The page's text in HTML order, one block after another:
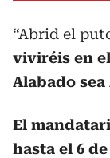
“Abrid el
viviréis en el
Alabado sea
El
hasta el 6